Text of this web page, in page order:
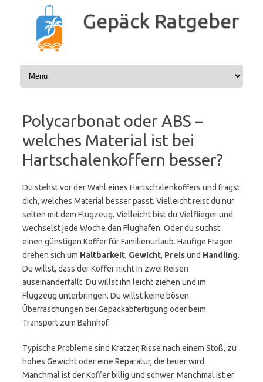
springen
Gepäck Ratgeber
Polycarbonat oder ABS –
welches Material ist bei
Hartschalenkoffern besser?
Du stehst vor der Wahl eines Hartschalenkoffers und fragst
dich, welches Material besser passt. Vielleicht reist du nur
selten mit dem Flugzeug. Vielleicht bist du Vielflieger und
wechselst jede Woche den Flughafen. Oder du suchst
einen günstigen Koffer für Familienurlaub. Häufige Fragen
drehen sich um Haltbarkeit, Gewicht, Preisund Handling.
Du willst, dass der Koffer nicht in zwei Reisen
auseinanderfällt. Du willst ihn leicht ziehen und im
Flugzeug unterbringen. Du willst keine bösen
Überraschungen bei Gepäckabfertigung oder beim
Transport zum Bahnhof.
Typische Probleme sind Kratzer, Risse nach einem Stoß, zu
hohes Gewicht oder eine Reparatur, die teuer wird.
Manchmal ist der Koffer billig und schwer. Manchmal ist er